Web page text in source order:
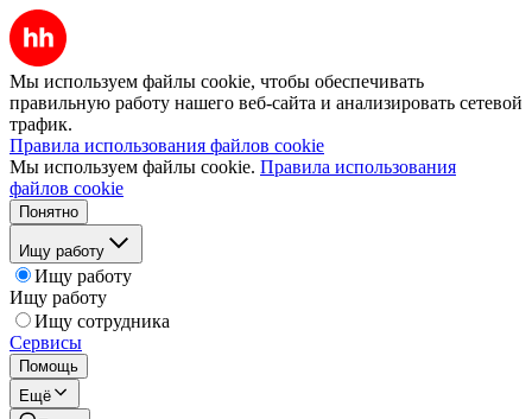
Мы используем файлы cookie, чтобы обеспечивать
правильную работу нашего веб-сайта и анализировать сетевой
трафик.
Правила использования файлов cookie
Мы используем файлы cookie. Правила использования
файлов cookie
Понятно
Ищу работу
Ищу работу
Ищу работу
Ищу сотрудника
Сервисы
Помощь
Ещё